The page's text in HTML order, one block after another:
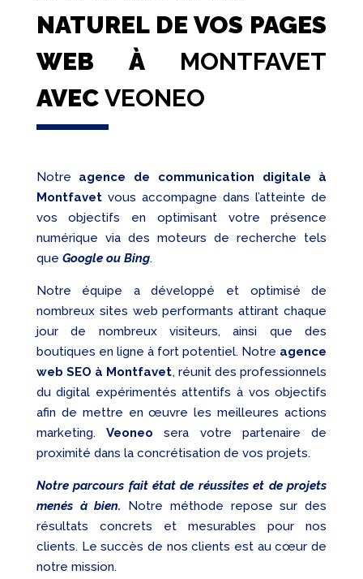
NATUREL DE VOS PAGES
WEB À MONTFAVET
AVEC VEONEO
Notre agence de communication digitale à
Montfavetvous accompagne dans l’atteinte de
vos objectifs en optimisant votre présence
numérique via des moteurs de recherche tels
que Google ou Bing.
Notre équipe a développé et optimisé de
nombreux sites web performants attirant chaque
jour de nombreux visiteurs, ainsi que des
boutiques en ligne à fort potentiel. Notre agence
web SEO à Montfavet, réunit des professionnels
du digital expérimentés attentifs à vos objectifs
afin de mettre en œuvre les meilleures actions
marketing.Veoneo sera votre partenaire de
proximité dans la concrétisation de vos projets.
Notre parcours fait état de réussites et de projets
menés à bien. Notre méthode repose sur des
résultats concrets et mesurables pour nos
clients. Le succès de nos clients est au cœur de
notre mission.